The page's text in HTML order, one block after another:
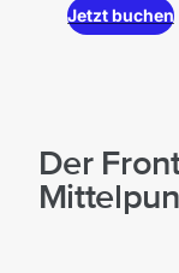
Jetzt buchen
Der